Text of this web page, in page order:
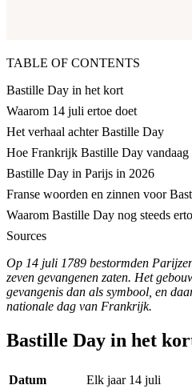
TABLE OF CONTENTS
Bastille Day in het kort
Waarom 14 juli ertoe doet
Het verhaal achter Bastille Day
Hoe Frankrijk Bastille Day vandaag
Bastille Day in Parijs in 2026
Franse woorden en zinnen voor
Waarom Bastille Day nog steeds
Sources
Op 14 juli 1789 bestormden
zeven gevangenen zaten. Het
gevangenis dan als symbool, en
nationale dag van Frankrijk.
Bastille Day in het
Datum
Elk jaar 14 juli